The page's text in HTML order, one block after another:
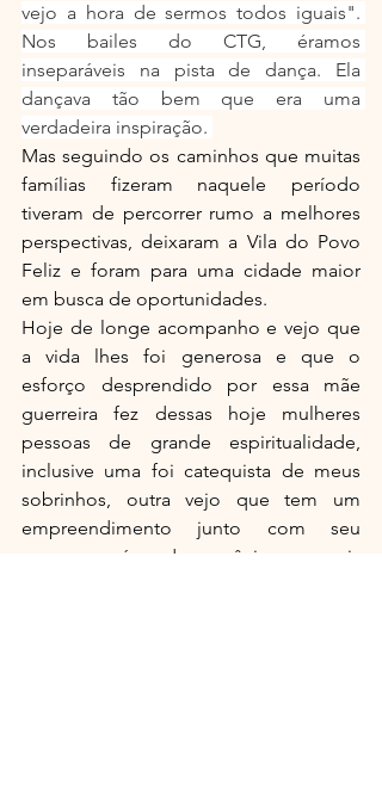
vejo a hora de sermos todos iguais".
Nos bailes do CTG, éramos
inseparáveis na pista de dança. Ela
dançava tão bem que era uma
verdadeira inspiração.
Mas seguindo os caminhos que muitas
famílias fizeram naquele período
tiveram de percorrer rumo a melhores
perspectivas, deixaram a Vila do Povo
Feliz e foram para uma cidade maior
em busca de oportunidades.
Hoje de longe acompanho e vejo que
a vida lhes foi generosa e que o
esforço desprendido por essa mãe
guerreira fez dessas hoje mulheres
pessoas de grande espiritualidade,
inclusive uma foi catequista de meus
sobrinhos, outra vejo que tem um
empreendimento junto com seu
esposo na área de mecânica e a mais